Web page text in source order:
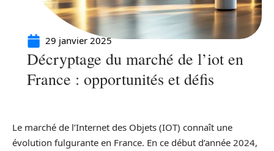
29 janvier 2025
Décryptage du marché de l’iot en
France : opportunités et défis
Le marché de l’Internet des Objets (IOT) connaît une
évolution fulgurante en France. En ce début d’année 2024,